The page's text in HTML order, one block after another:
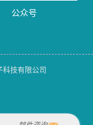
公众号
技有限公司